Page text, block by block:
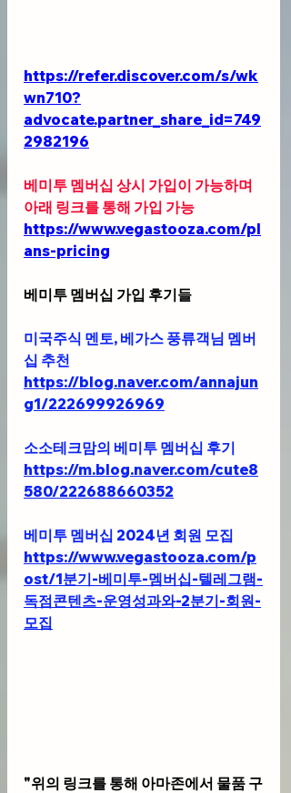
https://refer.discover.com/s/wk
wn710?
advocate.partner_share_id=749
2982196
베미투 멤버십 상시 가입이 가능하며
아래 링크를 통해 가입 가능
https://www.vegastooza.com/pl
ans-pricing
베미투 멤버십 가입 후기들
미국주식 멘토, 베가스 풍류객님 멤버
십 추천
https://blog.naver.com/annajun
g1/222699926969
소소테크맘의 베미투 멤버십 후기
https://m.blog.naver.com/cute8
580/222688660352
베미투 멤버십 2024년 회원 모집
https://www.vegastooza.com/p
ost/1분기-베미투-멤버십-텔레그램-
독점콘텐츠-운영성과와-2분기-회원-
모집
"위의 링크를 통해 아마존에서 물품 구